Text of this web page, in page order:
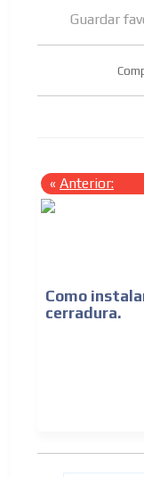
Guardar
« Anterior:
Como
cerradura.